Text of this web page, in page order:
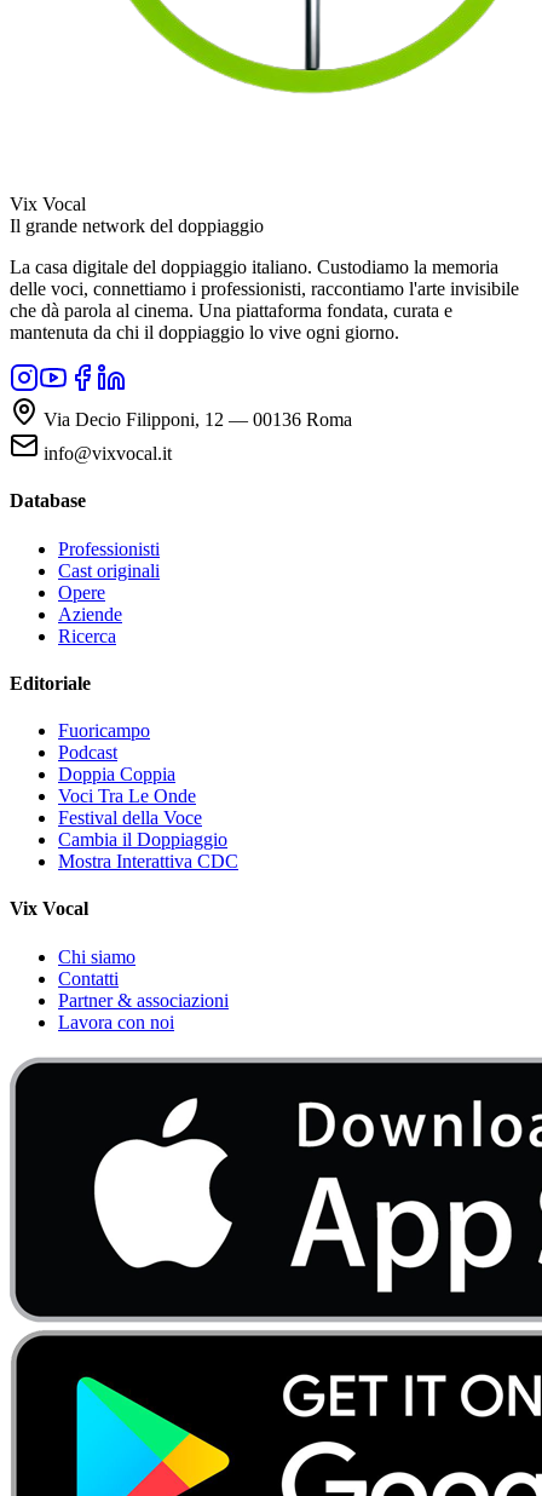
Vix Vocal
Il grande network del doppiaggio
La casa digitale del doppiaggio italiano. Custodiamo la memoria
delle voci, connettiamo i professionisti, raccontiamo l'arte invisibile
che dà parola al cinema. Una piattaforma fondata, curata e
mantenuta da chi il doppiaggio lo vive ogni giorno.
Via Decio Filipponi, 12 — 00136 Roma
info@vixvocal.it
Database
Professionisti
Cast originali
Opere
Aziende
Ricerca
Editoriale
Fuoricampo
Podcast
Doppia Coppia
Voci Tra Le Onde
Festival della Voce
Cambia il Doppiaggio
Mostra Interattiva CDC
Vix Vocal
Chi siamo
Contatti
Partner & associazioni
Lavora con noi